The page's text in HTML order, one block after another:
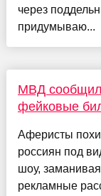
через
придумываю...
МВД
фейковые
Аферисты
россиян под
шоу,
рекламные